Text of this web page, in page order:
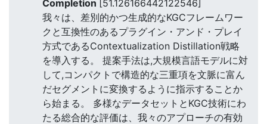
Completion [51.126166442122546]
我々は、差別的かつ生成的なKGCフレームワー
クと互換性のあるプラグイン・アンド・プレイ
方式であるContextualization Distillation戦略
を導入する。 提案手法は,大規模言語モデルに対
して,コンパクトで構造的な三重項を文脈に富ん
だセグメントに変換するように指示することか
ら始まる。 多様なデータセットとKGC技術にわ
たる総合的な評価は、我々のアプローチの有効